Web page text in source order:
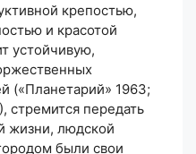
крепостью,
и красотой
устойчивую,
(«Планетарий» 1963;
стремится передать
жизни, людской
были свои